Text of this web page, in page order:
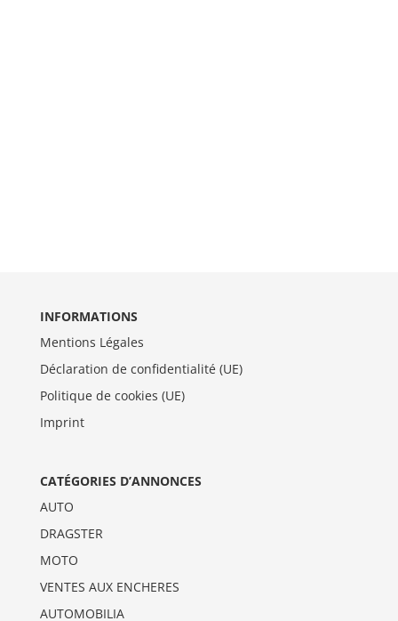
INFORMATIONS
Mentions Légales
Déclaration de confidentialité (UE)
Politique de cookies (UE)
Imprint
CATÉGORIES D’ANNONCES
AUTO
DRAGSTER
MOTO
VENTES AUX ENCHERES
AUTOMOBILIA